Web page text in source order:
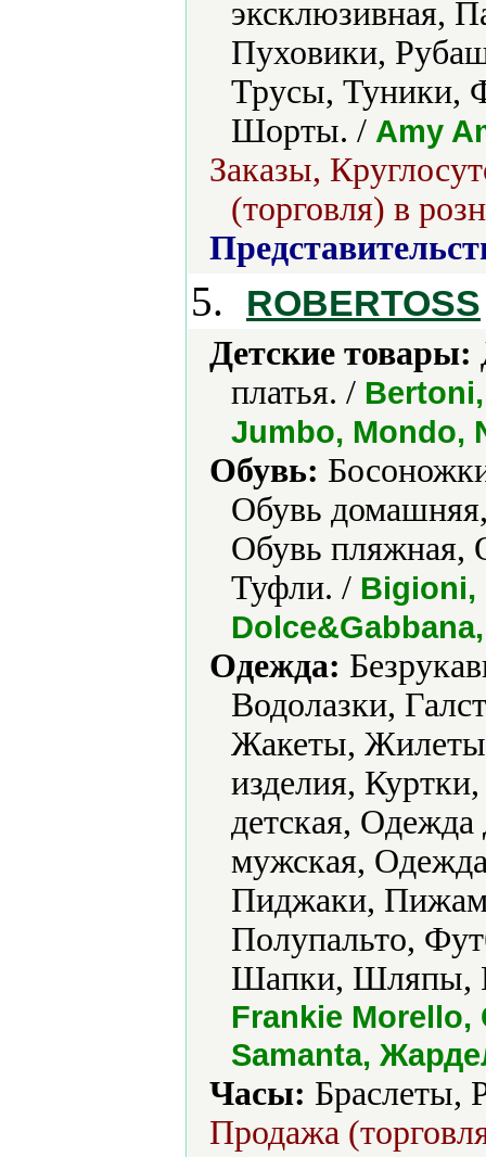
эксклюзивная,
Пуховики,
Трусы, Туники,
Шорты. / Amy
Заказы,
(торговля) в
5. ROBERTOSS
Детские товары:
платья. /
Jumbo, Mondo,
Обувь:
Обувь
Обувь пляжная,
Туфли. / Bigioni,
Одежда:
Водолазки,
Жакеты,
изделия,
детская,
мужская,
Пиджаки,
Полупальто,
Шапки,
Frankie
Samanta,
Часы: Браслеты,
Продажа